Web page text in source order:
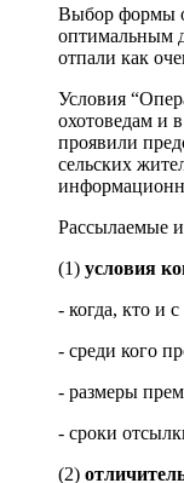
Выбор формы
оптимальным
отпали как
Условия
охотоведам и
проявили
сельских
Рассылаемые
(1) условия
- когда, кто и
- среди кого
- размеры
- сроки
(2)